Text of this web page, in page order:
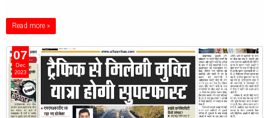
Read more »
07
Dec
2023